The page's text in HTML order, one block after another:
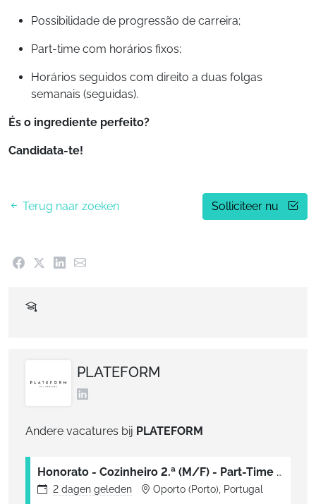
Possibilidade de progressão de carreira;
Part-time com horários fixos;
Horários seguidos com direito a duas folgas
semanais (seguidas).
És o ingrediente perfeito?
Candidata-te!
Terug naar zoeken Solliciteer nu
PLATEFORM
Andere vacatures bij PLATEFORM
Honorato - Cozinheiro 2.ª (M/F) - Part-Time - Telheiras
2 dagen geleden Oporto (Porto), Portugal